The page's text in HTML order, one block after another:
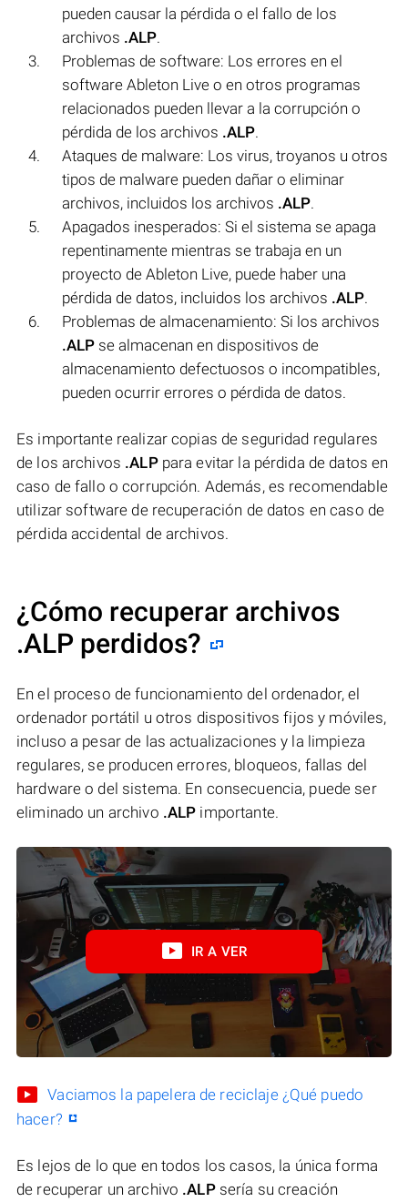
pueden causar la pérdida o el fallo de los
archivos .ALP.
Problemas de software: Los errores en el
software Ableton Live o en otros programas
relacionados pueden llevar a la corrupción o
pérdida de los archivos .ALP.
Ataques de malware: Los virus, troyanos u otros
tipos de malware pueden dañar o eliminar
archivos, incluidos los archivos .ALP.
Apagados inesperados: Si el sistema se apaga
repentinamente mientras se trabaja en un
proyecto de Ableton Live, puede haber una
pérdida de datos, incluidos los archivos .ALP.
Problemas de almacenamiento: Si los archivos
.ALP se almacenan en dispositivos de
almacenamiento defectuosos o incompatibles,
pueden ocurrir errores o pérdida de datos.
Es importante realizar copias de seguridad regulares
de los archivos .ALPpara evitar la pérdida de datos en
caso de fallo o corrupción. Además, es recomendable
utilizar software de recuperación de datos en caso de
pérdida accidental de archivos.
¿Cómo recuperar archivos
.ALP perdidos?
En el proceso de funcionamiento del ordenador, el
ordenador portátil u otros dispositivos fijos y móviles,
incluso a pesar de las actualizaciones y la limpieza
regulares, se producen errores, bloqueos, fallas del
hardware o del sistema. En consecuencia, puede ser
eliminado un archivo .ALP importante.
IR A VER
Vaciamos la papelera de reciclaje ¿Qué puedo
hacer?
Es lejos de lo que en todos los casos, la única forma
de recuperar un archivo .ALPsería su creación